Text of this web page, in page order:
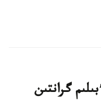
گرانتىن